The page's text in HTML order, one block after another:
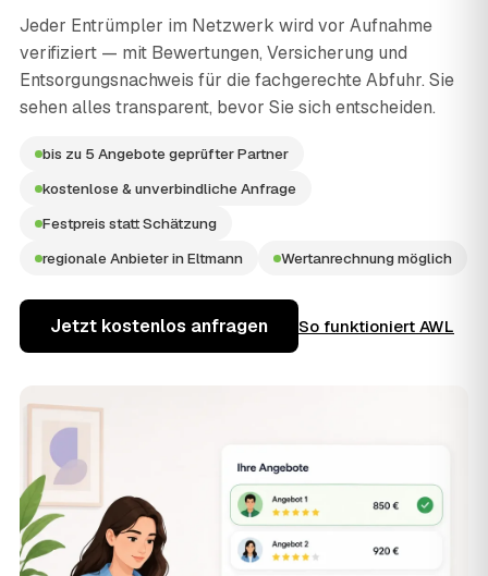
Jeder Entrümpler im Netzwerk wird vor Aufnahme
verifiziert — mit Bewertungen, Versicherung und
Entsorgungsnachweis für die fachgerechte Abfuhr. Sie
sehen alles transparent, bevor Sie sich entscheiden.
bis zu 5 Angebote geprüfter Partner
kostenlose & unverbindliche Anfrage
Festpreis statt Schätzung
regionale Anbieter in Eltmann
Wertanrechnung möglich
Jetzt kostenlos anfragen So funktioniert AWL